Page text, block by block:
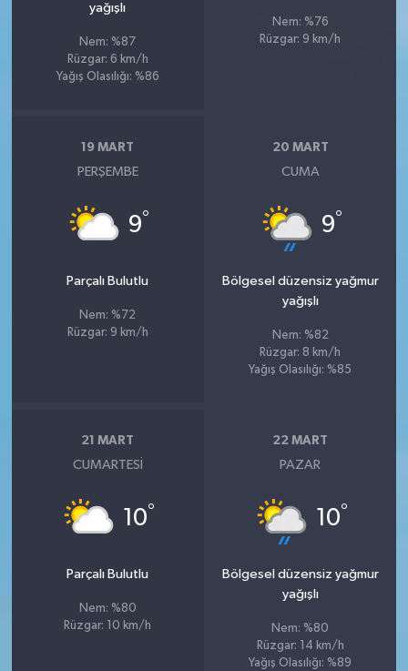
yağışlı
Nem: %87
Rüzgar: 6 km/h
Yağış Olasılığı: %86
Nem: %76
Rüzgar: 9 km/h
19 MART
PERŞEMBE
9°
Parçalı Bulutlu
Nem: %72
Rüzgar: 9 km/h
20 MART
CUMA
9°
Bölgesel düzensiz yağmur
yağışlı
Nem: %82
Rüzgar: 8 km/h
Yağış Olasılığı: %85
21 MART
CUMARTESI
10°
Parçalı Bulutlu
Nem: %80
Rüzgar: 10 km/h
22 MART
PAZAR
10°
Bölgesel düzensiz yağmur
yağışlı
Nem: %80
Rüzgar: 14 km/h
Yağış Olasılığı: %89